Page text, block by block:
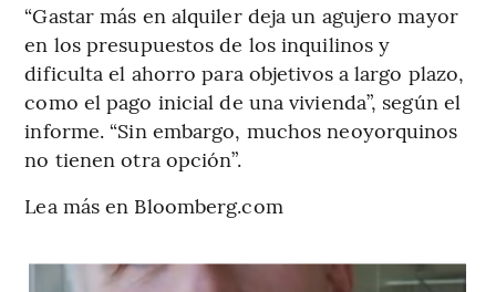
“Gastar más en alquiler deja un agujero mayor
en los presupuestos de los inquilinos y
dificulta el ahorro para objetivos a largo plazo,
como el pago inicial de una vivienda”, según el
informe. “Sin embargo, muchos neoyorquinos
no tienen otra opción”.
Lea más en Bloomberg.com